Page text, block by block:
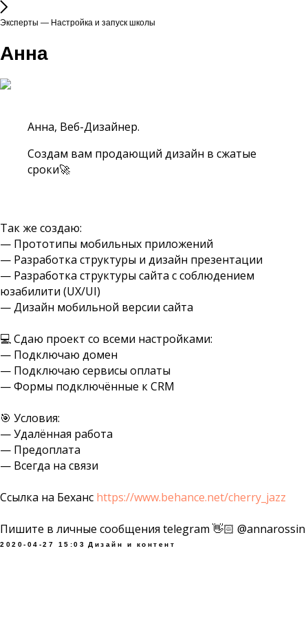
Эксперты — Настройка и запуск школы
Анна
Анна, Веб-Дизайнер.
Создам вам продающий дизайн в сжатые
сроки🚀
Так же создаю:
— Прототипы мобильных приложений
— Разработка структуры и дизайн презентации
— Разработка структуры сайта с соблюдением
юзабилити (UX/UI)
— Дизайн мобильной версии сайта
💻 Сдаю проект со всеми настройками:
— Подключаю домен
— Подключаю сервисы оплаты
— Формы подключённые к CRM
🎯 Условия:
— Удалённая работа
— Предоплата
— Всегда на связи
Ссылка на Беханс https://www.behance.net/cherry_jazz
Пишите в личные сообщения telegram 👋🏻 @annarossin
2020-04-27 15:03 Дизайн и контент